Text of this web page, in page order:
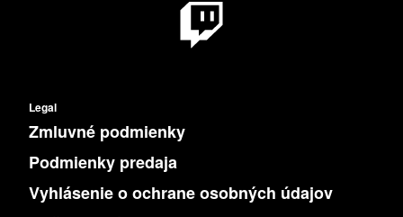
Legal
Zmluvné podmienky
Podmienky predaja
Vyhlásenie o ochrane osobných údajov